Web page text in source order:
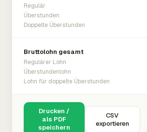
Regulär
Überstunden
Doppelte Überstunden
Bruttolohn gesamt
Regulärer Lohn
Überstundenlohn
Lohn für doppelte Überstunden
Drucken /
als PDF
speichern
CSV
exportieren